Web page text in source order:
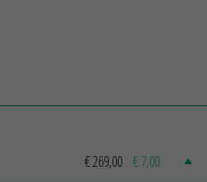
€ 269,00 € 7,00